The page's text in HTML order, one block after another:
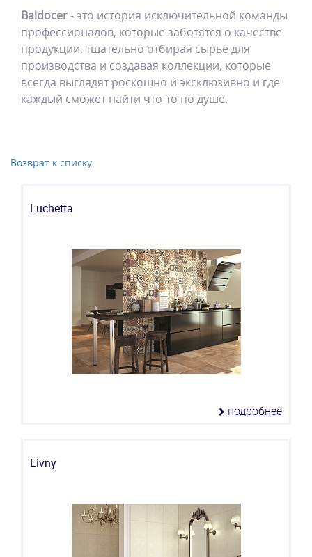
Baldocer- это история исключительной команды
профессионалов, которые заботятся о качестве
продукции, тщательно отбирая сырье для
производства и создавая коллекции, которые
всегда выглядят роскошно и эксклюзивно и где
каждый сможет найти что-то по душе.
Возврат к списку
Luchetta
подробнее
Livny